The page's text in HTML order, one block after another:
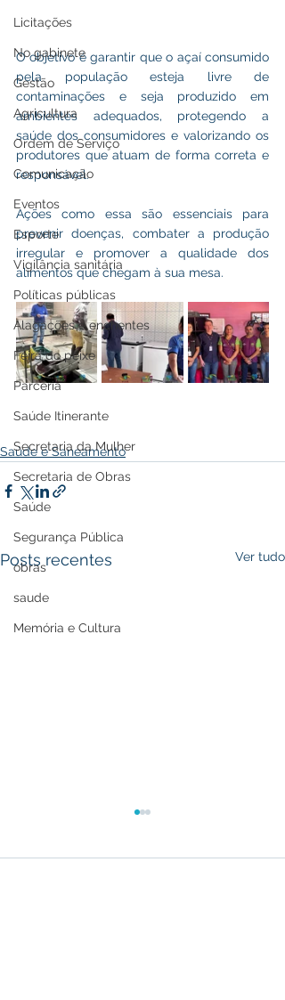
Licitações
No gabinete
Gestão
Agricultura
Ordem de Serviço
Comunicação
Eventos
Esporte
Vigilância sanitária
Políticas públicas
Alagações e enchentes
Feira do peixe
Parceria
Saúde Itinerante
Secretaria da Mulher
Secretaria de Obras
Saúde
Segurança Pública
obras
saude
Memória e Cultura
O objetivo é garantir que o açaí consumido
pela população esteja livre de
contaminações e seja produzido em
ambientes adequados, protegendo a
saúde dos consumidores e valorizando os
produtores que atuam de forma correta e
responsável.
Ações como essa são essenciais para
prevenir doenças, combater a produção
irregular e promover a qualidade dos
alimentos que chegam à sua mesa.
Saúde e Saneamento
Posts recentes Ver tudo